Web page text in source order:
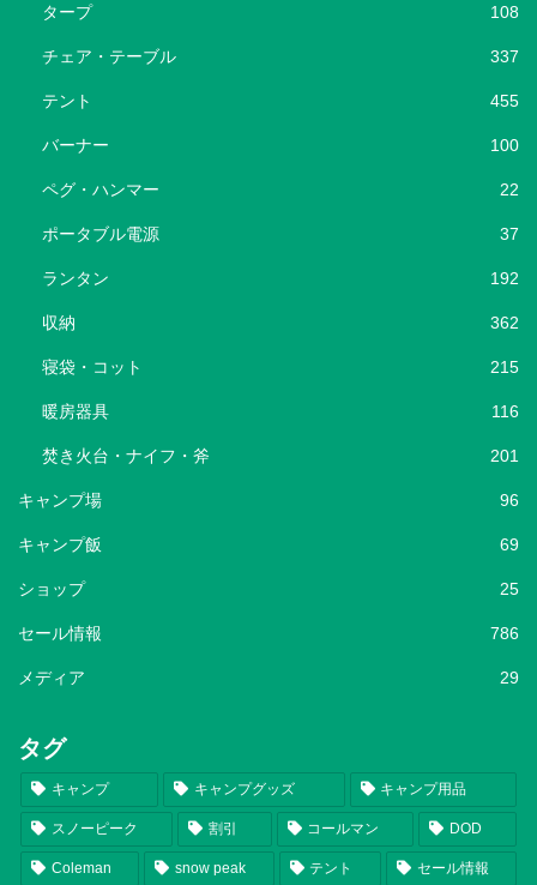
タープ 108
チェア・テーブル 337
テント 455
バーナー 100
ペグ・ハンマー 22
ポータブル電源 37
ランタン 192
収納 362
寝袋・コット 215
暖房器具 116
焚き火台・ナイフ・斧 201
キャンプ場 96
キャンプ飯 69
ショップ 25
セール情報 786
メディア 29
タグ
キャンプ キャンプグッズ キャンプ用品
スノーピーク 割引 コールマン DOD
Coleman snow peak テント セール情報